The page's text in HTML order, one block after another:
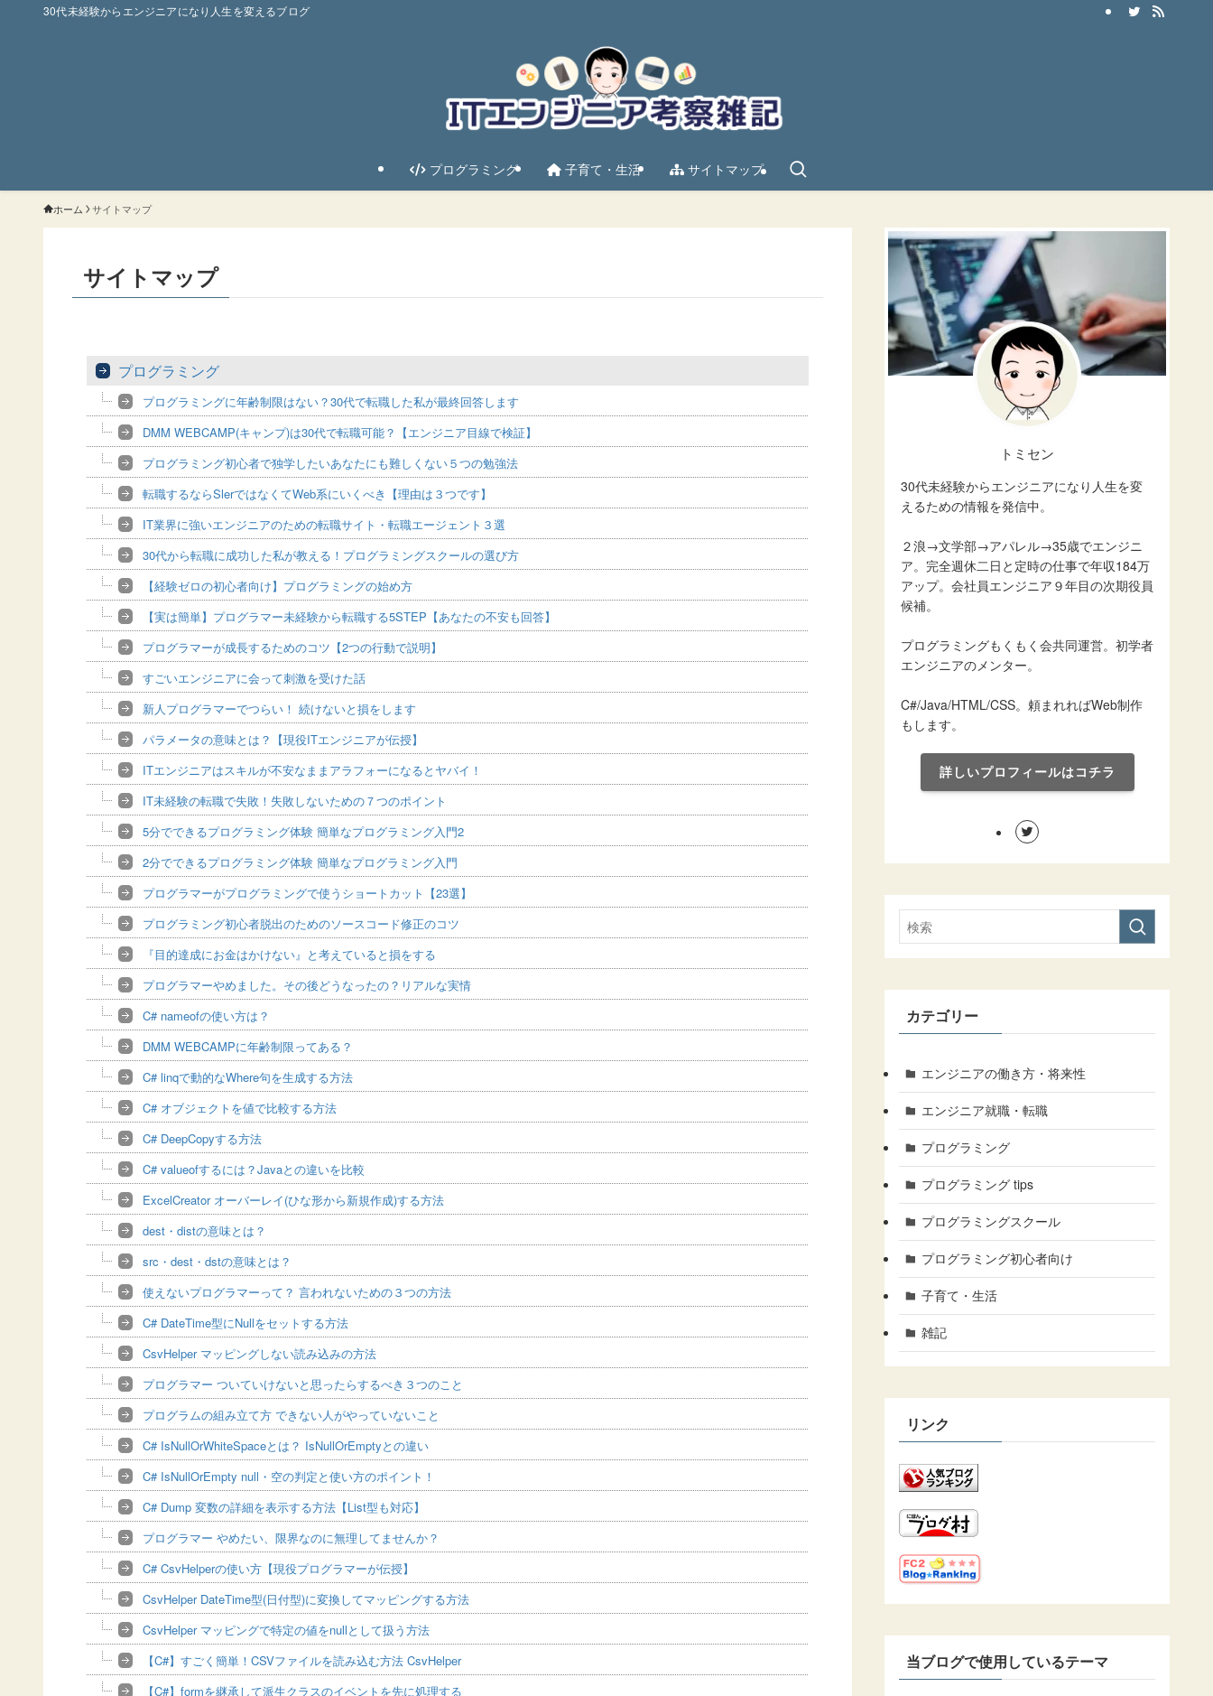
30代未経験からエンジニアになり人生を変えるブログ
プログラミング 子育て・生活 サイトマップ
ホーム サイトマップ
サイトマップ
プログラミング
プログラミングに年齢制限はない？30代で転職した私が最終回答します
DMM WEBCAMP(キャンプ)は30代で転職可能？【エンジニア目線で検証】
プログラミング初心者で独学したいあなたにも難しくない５つの勉強法
転職するならSlerではなくてWeb系にいくべき【理由は３つです】
IT業界に強いエンジニアのための転職サイト・転職エージェント３選
30代から転職に成功した私が教える！プログラミングスクールの選び方
【経験ゼロの初心者向け】プログラミングの始め方
【実は簡単】プログラマー未経験から転職する5STEP【あなたの不安も回答】
プログラマーが成長するためのコツ【2つの行動で説明】
すごいエンジニアに会って刺激を受けた話
新人プログラマーでつらい！ 続けないと損をします
パラメータの意味とは？【現役ITエンジニアが伝授】
ITエンジニアはスキルが不安なままアラフォーになるとヤバイ！
IT未経験の転職で失敗！失敗しないための７つのポイント
5分でできるプログラミング体験 簡単なプログラミング入門2
2分でできるプログラミング体験 簡単なプログラミング入門
プログラマーがプログラミングで使うショートカット【23選】
プログラミング初心者脱出のためのソースコード修正のコツ
『目的達成にお金はかけない』と考えていると損をする
プログラマーやめました。その後どうなったの？リアルな実情
C# nameofの使い方は？
DMM WEBCAMPに年齢制限ってある？
C# linqで動的なWhere句を生成する方法
C# オブジェクトを値で比較する方法
C# DeepCopyする方法
C# valueofするには？Javaとの違いを比較
ExcelCreator オーバーレイ(ひな形から新規作成)する方法
dest・distの意味とは？
src・dest・dstの意味とは？
使えないプログラマーって？ 言われないための３つの方法
C# DateTime型にNullをセットする方法
CsvHelper マッピングしない読み込みの方法
プログラマー ついていけないと思ったらするべき３つのこと
プログラムの組み立て方 できない人がやっていないこと
C# IsNullOrWhiteSpaceとは？ IsNullOrEmptyとの違い
C# IsNullOrEmpty null・空の判定と使い方のポイント！
C# Dump 変数の詳細を表示する方法【List型も対応】
プログラマー やめたい、限界なのに無理してませんか？
C# CsvHelperの使い方【現役プログラマーが伝授】
CsvHelper DateTime型(日付型)に変換してマッピングする方法
CsvHelper マッピングで特定の値をnullとして扱う方法
【C#】すごく簡単！CSVファイルを読み込む方法 CsvHelper
【C#】formを継承して派生クラスのイベントを先に処理する
トミセン
30代未経験からエンジニアになり人生を変
えるための情報を発信中。
２浪→文学部→アパレル→35歳でエンジニ
ア。完全週休二日と定時の仕事で年収184万
アップ。会社員エンジニア９年目の次期役員
候補。
プログラミングもくもく会共同運営。初学者
エンジニアのメンター。
C#/Java/HTML/CSS。頼まれればWeb制作
もします。
詳しいプロフィールはコチラ
カテゴリー
エンジニアの働き方・将来性
エンジニア就職・転職
プログラミング
プログラミング tips
プログラミングスクール
プログラミング初心者向け
子育て・生活
雑記
リンク
当ブログで使用しているテーマ